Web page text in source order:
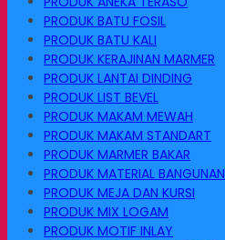
PRODUK BATU FOSIL
PRODUK BATU KALI
PRODUK KERAJINAN MARMER
PRODUK LANTAI DINDING
PRODUK LIST BEVEL
PRODUK MAKAM MEWAH
PRODUK MAKAM STANDART
PRODUK MARMER BAKAR
PRODUK MATERIAL BANGUNAN
PRODUK MEJA DAN KURSI
PRODUK MIX LOGAM
PRODUK MOTIF INLAY